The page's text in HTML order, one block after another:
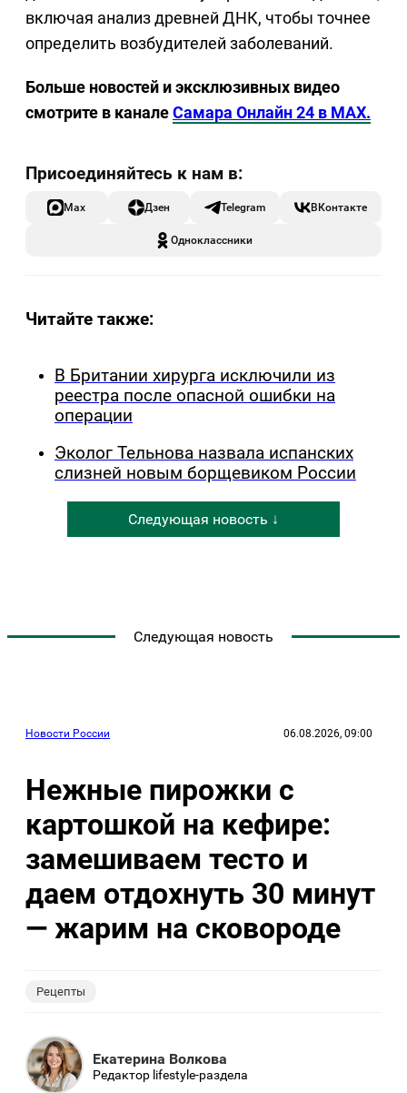
включая анализ древней ДНК, чтобы точнее
определить возбудителей заболеваний.
Больше новостей и эксклюзивных видео
смотрите в каналеСамара Онлайн 24 в MAX.
Max Дзен Telegram ВКонтакте
Одноклассники
Читайте также:
В Британии хирурга исключили из
реестра после опасной ошибки на
операции
Эколог Тельнова назвала испанских
слизней новым борщевиком России
Следующая новость ↓
Следующая новость
Новости России 06.08.2026, 09:00
Нежные пирожки с
картошкой на кефире:
замешиваем тесто и
даем отдохнуть 30 минут
— жарим на сковороде
Рецепты
Екатерина Волкова
Редактор lifestyle-раздела